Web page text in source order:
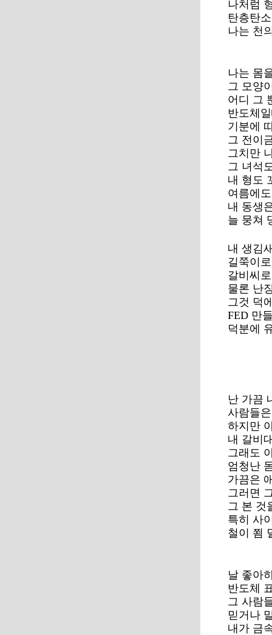
나처럼
탄층탄
나는 천
나는 몸
그 모양
어디 그
반도체
기분에
그 전이
그치만
그 녀석
내 형도
여름에
내 동생
늘 뭉쳐
내 생김
길쭉이
갈비씨
물론 난
그것 덕
FED 만
덕분에
난 가끔
사람들
하지만
내 갈비
그래도
엄청난
가끔은
그러면
그 본 것
특히 사
철이 쬠
날 좋아
반도체
그 사람
믿거나
내가 금